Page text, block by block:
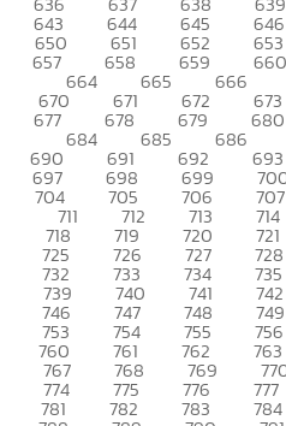
643 644 645 646
650 651 652 653
657 658 659 660
664 665 666
670 671 672 673
677 678 679 680
684 685 686
690 691 692 693
697 698 699
704 705 706 707
711 712 713 714
718 719 720 721
725 726 727 728
732 733 734 735
739 740 741 742
746 747 748 749
753 754 755 756
760 761 762 763
767 768 769
774 775 776 777
781 782 783 784